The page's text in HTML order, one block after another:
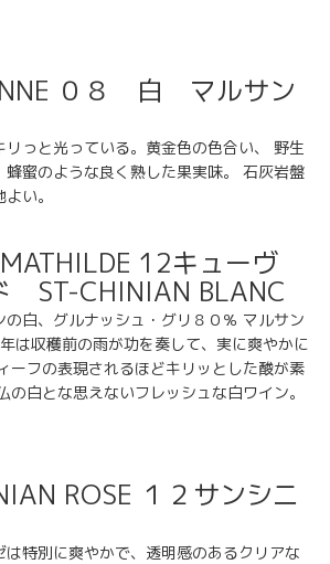
０８ 白 マルサン
っと光っている。黄金色の色合い、 野生
蜜のような良く熟した果実味。 石灰岩盤
い。
12キューヴ
ST-CHINIAN BLANC
の白、グルナッシュ・グリ８０％ マルサン
は収穫前の雨が功を奏して、実に爽やかに
フの表現されるほどキリッとした酸が素
の白とな思えないフレッシュな白ワイン。
ROSE １２サンシニ
は特別に爽やかで、透明感のあるクリアな